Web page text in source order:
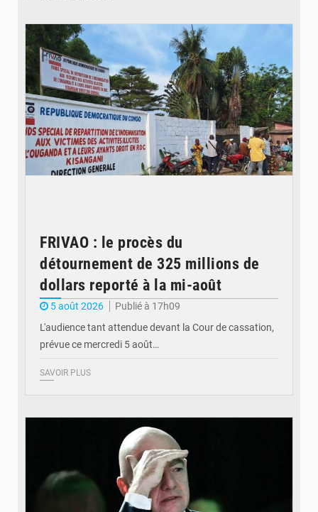
FRIVAO : le procès du
détournement de 325 millions de
dollars reporté à la mi-août
5 août 2026
Publié à 17h09
L'audience tant attendue devant la Cour de cassation,
prévue ce mercredi 5 août…
SAVOIR PLUS